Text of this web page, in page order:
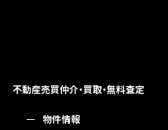
不動産売買仲介・買取・無料査定
物件情報